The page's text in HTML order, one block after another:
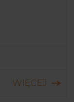
WIĘCEJ